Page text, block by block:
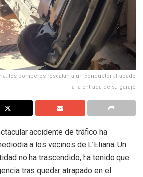
los bomberos rescatan a un conductor atrapado
a la entrada de su garaje
accidente de tráfico ha
a los vecinos de L’Eliana. Un
no ha trascendido, ha tenido que
tras quedar atrapado en el